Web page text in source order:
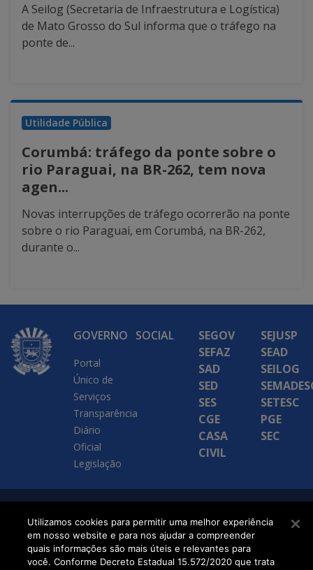
A Seilog (Secretaria de Infraestrutura e Logística)
de Mato Grosso do Sul informa que o tráfego na
ponte de...
Utilidade Pública
Corumbá: tráfego da ponte sobre o
rio Paraguai, na BR-262, tem nova
agen...
Novas interrupções de tráfego ocorrerão na ponte
sobre o rio Paraguai, em Corumbá, na BR-262,
durante o...
GOVERNO
Portal
Único de
Serviços
Transparência
Diário
Oficial
Legislação
SOCIAL
SEGOV
SEFAZ
SAD
SED
SES
CGE
CASA
CIVIL
SEJUSP
SEAD
SEILOG
SETESC
PGE
SEC
SETDIG | Secretaria-
Executiva de
Transformação Digital
Utilizamos cookies para permitir uma melhor experiência
em nosso website e para nos ajudar a compreender
quais informações são mais úteis e relevantes para
você. Conforme Decreto Estadual 15.572/2020 que trata